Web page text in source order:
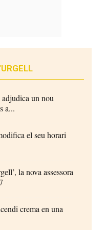
un nou
a...
el seu horari
la nova assessora
crema en una